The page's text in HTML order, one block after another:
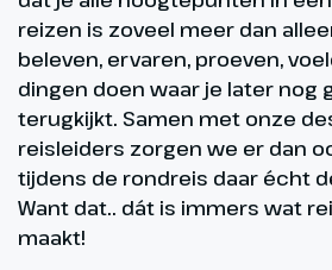
reizen is zoveel meer dan
beleven, ervaren, proeven,
dingen doen waar je later nog
terugkijkt. Samen met onze
reisleiders zorgen we er dan
tijdens de rondreis daar écht
Want dat.. dát is immers wat
maakt!